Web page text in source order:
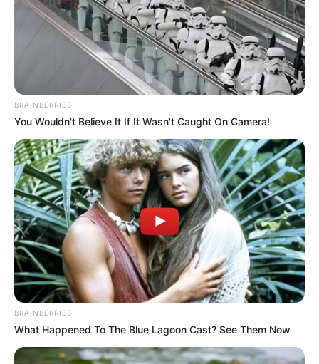
BRAINBERRIES
You Wouldn't Believe It If It Wasn't Caught On Camera!
BRAINBERRIES
What Happened To The Blue Lagoon Cast? See Them Now